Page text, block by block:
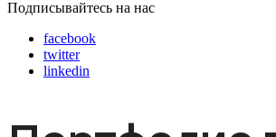
Подписывайтесь на нас
facebook
twitter
linkedin